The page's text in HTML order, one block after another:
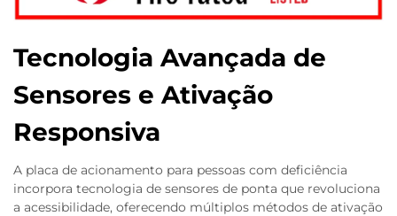
Tecnologia Avançada de
Sensores e Ativação
Responsiva
A placa de acionamento para pessoas com deficiência
incorpora tecnologia de sensores de ponta que revoluciona
a acessibilidade, oferecendo múltiplos métodos de ativação